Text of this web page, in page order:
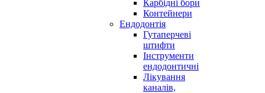
Карбідні бори
Контейнери
Ендодонтія
Гутаперчеві
штифти
Інструменти
ендодонтичні
Лікування
каналів,